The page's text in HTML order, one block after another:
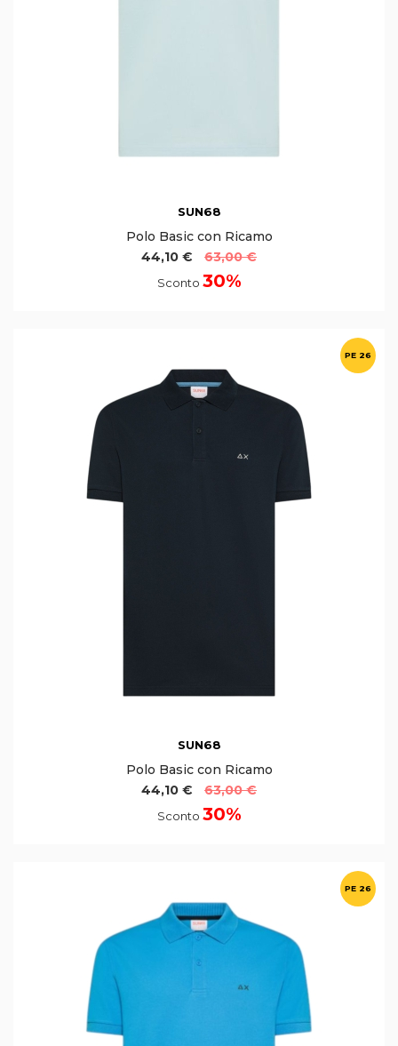
SUN68
Polo Basic con Ricamo
44,10 €
63,00 €
Sconto 30%
PE 26
SUN68
Polo Basic con Ricamo
44,10 €
63,00 €
Sconto 30%
PE 26